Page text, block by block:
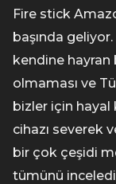
Fire stick
başında
kendine hayran
olmaması ve
bizler için hayal
cihazı severek
bir çok çeşidi
tümünü